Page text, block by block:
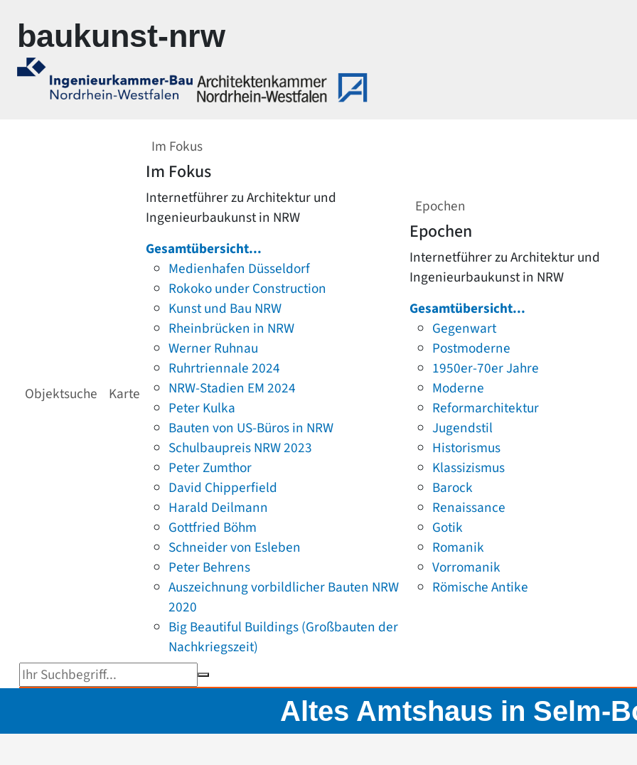
baukunst-nrw
Objektsuche Karte
Im Fokus
Im Fokus
Internetführer zu Architektur und
Ingenieurbaukunst in NRW
Gesamtübersicht...
Medienhafen Düsseldorf
Rokoko under Construction
Kunst und Bau NRW
Rheinbrücken in NRW
Werner Ruhnau
Ruhrtriennale 2024
NRW-Stadien EM 2024
Peter Kulka
Bauten von US-Büros in NRW
Schulbaupreis NRW 2023
Peter Zumthor
David Chipperfield
Harald Deilmann
Gottfried Böhm
Schneider von Esleben
Peter Behrens
Auszeichnung vorbildlicher Bauten NRW
2020
Big Beautiful Buildings (Großbauten der
Nachkriegszeit)
Epochen
Epochen
Internetführer zu Architektur und
Ingenieurbaukunst in NRW
Gesamtübersicht...
Gegenwart
Postmoderne
1950er-70er Jahre
Moderne
Reformarchitektur
Jugendstil
Historismus
Klassizismus
Barock
Renaissance
Gotik
Romanik
Vorromanik
Römische Antike
Suchbegriff eingeben
Altes Amtshaus in Selm-